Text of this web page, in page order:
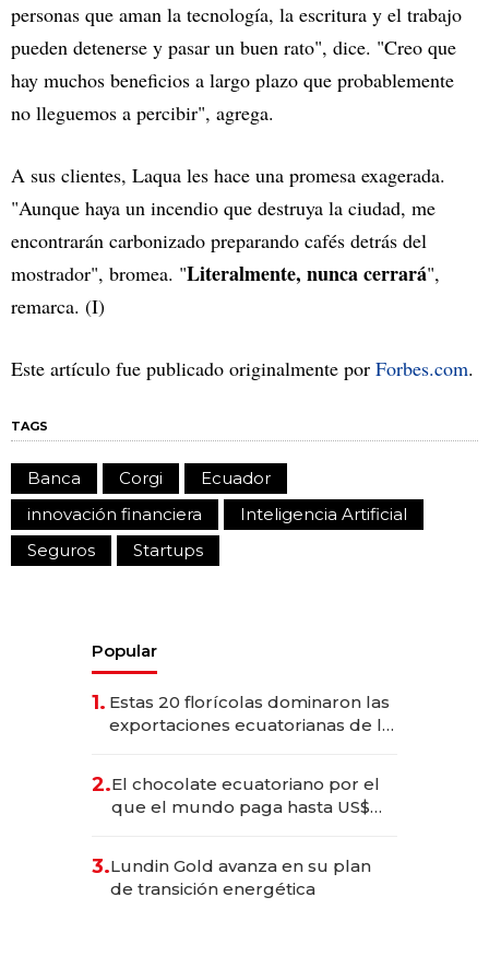
personas que aman la tecnología, la escritura y el trabajo
pueden detenerse y pasar un buen rato", dice. "Creo que
hay muchos beneficios a largo plazo que probablemente
no lleguemos a percibir", agrega.
A sus clientes, Laqua les hace una promesa exagerada.
"Aunque haya un incendio que destruya la ciudad, me
encontrarán carbonizado preparando cafés detrás del
mostrador", bromea. "Literalmente, nunca cerrará",
remarca. (I)
Este artículo fue publicado originalmente por Forbes.com.
TAGS
Banca Corgi
Ecuador
innovación financiera
Inteligencia Artificial
Seguros
Startups
Popular
1. Estas 20 florícolas dominaron las
exportaciones ecuatorianas de la
2.El chocolate ecuatoriano por el
que el mundo paga hasta US$
3.Lundin Gold avanza en su plan
de transición energética